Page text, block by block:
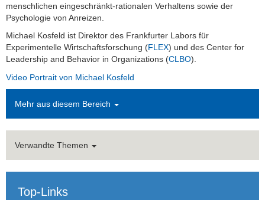
Bachelor- und Masterarbeiten
Anerkennung von Studienleistungen
Empfehlungsschreiben
menschlichen eingeschränkt-rationalen Verhaltens sowie der
Psychologie von Anreizen.
Michael Kosfeld ist Direktor des Frankfurter Labors für
Experimentelle Wirtschaftsforschung (FLEX) und des Center for
Leadership and Behavior in Organizations (CLBO).
Video Portrait von Michael Kosfeld
Mehr aus diesem Bereich
Verwandte Themen
Top-Links